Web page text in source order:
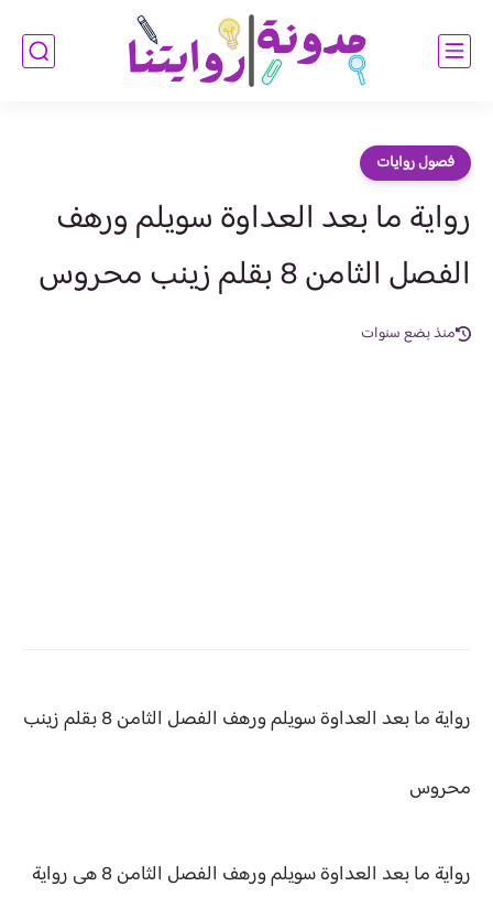
فصول روايات
رواية ما بعد العداوة سويلم ورهف
الفصل الثامن 8 بقلم زينب محروس
منذ بضع سنوات
رواية ما بعد العداوة سويلم ورهف الفصل الثامن 8 بقلم زينب
محروس
رواية ما بعد العداوة سويلم ورهف الفصل الثامن 8 هى رواية